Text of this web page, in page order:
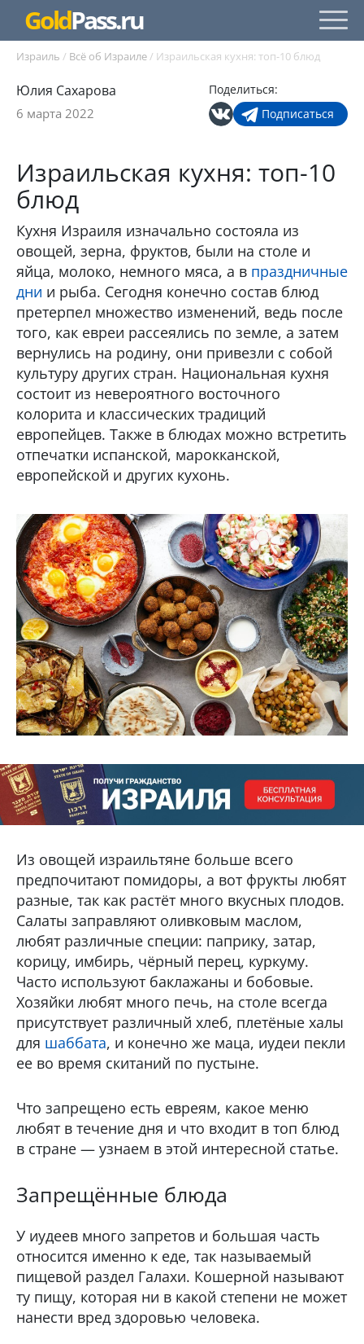
GoldPass.ru
Израиль / Всё об Израиле/ Израильская кухня: топ-10 блюд
Юлия Сахарова
6 марта 2022
Поделиться:
Подписаться
Израильская кухня: топ-10
блюд
Кухня Израиля изначально состояла из
овощей, зерна, фруктов, были на столе и
яйца, молоко, немного мяса, а в праздничные
дни и рыба. Сегодня конечно состав блюд
претерпел множество изменений, ведь после
того, как евреи рассеялись по земле, а затем
вернулись на родину, они привезли с собой
культуру других стран. Национальная кухня
состоит из невероятного восточного
колорита и классических традиций
европейцев. Также в блюдах можно встретить
отпечатки испанской, марокканской,
европейской и других кухонь.
Из овощей израильтяне больше всего
предпочитают помидоры, а вот фрукты любят
разные, так как растёт много вкусных плодов.
Салаты заправляют оливковым маслом,
любят различные специи: паприку, затар,
корицу, имбирь, чёрный перец, куркуму.
Часто используют баклажаны и бобовые.
Хозяйки любят много печь, на столе всегда
присутствует различный хлеб, плетёные халы
для шаббата, и конечно же маца, иудеи пекли
ее во время скитаний по пустыне.
Что запрещено есть евреям, какое меню
любят в течение дня и что входит в топ блюд
в стране — узнаем в этой интересной статье.
Запрещённые блюда
У иудеев много запретов и большая часть
относится именно к еде, так называемый
пищевой раздел Галахи. Кошерной называют
ту пищу, которая ни в какой степени не может
нанести вред здоровью человека.